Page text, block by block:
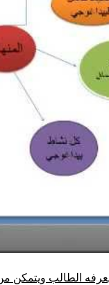
الطالب ويتمكن